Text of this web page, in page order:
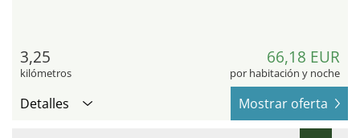
3,25
kilómetros
66,18 EUR
por habitación y noche
Detalles Mostrar oferta